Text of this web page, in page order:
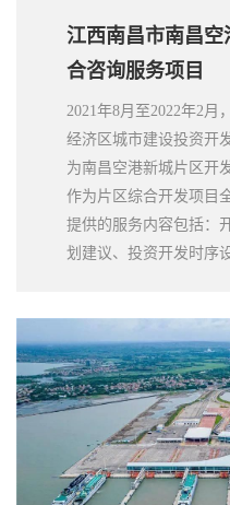
江西南昌市南昌
合咨询服务项目
2021年8月至2022年2月
经济区城市建设投资开
为南昌空港新城片区开
作为片区综合开发项目
提供的服务内容包括：
划建议、投资开发时序
期报告，为政府决策提
目合作期内履约管理、